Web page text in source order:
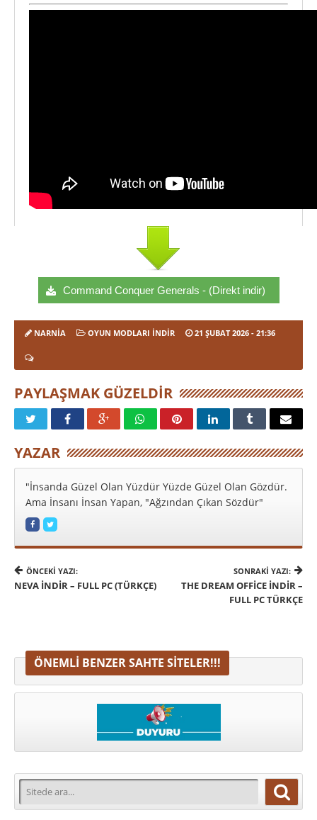
Command Conquer Generals - (Direkt indir)
NARNIA OYUN MODLARI İNDIR 21 ŞUBAT 2026 - 21:36
PAYLAŞMAK GÜZELDIR
YAZAR
"İnsanda Güzel Olan Yüzdür Yüzde Güzel Olan Gözdür.
Ama İnsanı İnsan Yapan, "Ağzından Çıkan Sözdür"
ÖNCEKI YAZI:
NEVA İNDIR – FULL PC (TÜRKÇE)
SONRAKI YAZI:
THE DREAM OFFICE İNDIR –
FULL PC TÜRKÇE
ÖNEMLI BENZER SAHTE SITELER!!!